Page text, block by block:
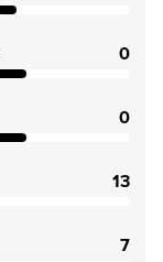
0
0
13
7